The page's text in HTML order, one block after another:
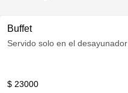
Buffet
Servido solo en el desayunador
$ 23000